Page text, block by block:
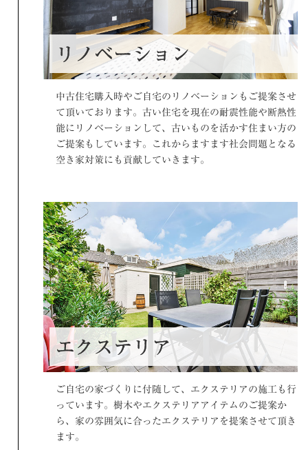
リノベーション
中古住宅購入時やご自宅のリノベーションもご提案させ
て頂いております。古い住宅を現在の耐震性能や断熱性
能にリノベーションして、古いものを活かす住まい方の
ご提案もしています。これからますます社会問題となる
空き家対策にも貢献していきます。
エクステリア
ご自宅の家づくりに付随して、エクステリアの施工も行
っています。樹木やエクステリアアイテムのご提案か
ら、家の雰囲気に合ったエクステリアを提案させて頂き
ます。